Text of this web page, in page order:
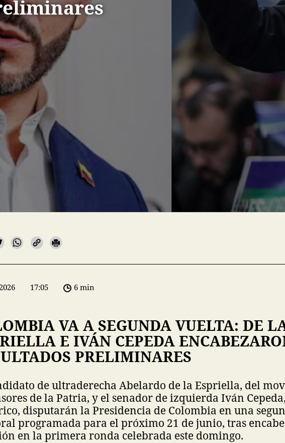
17:05 6 min
VA A SEGUNDA VUELTA: DE
E IVÁN CEPEDA
PRELIMINARES
de ultraderecha Abelardo de la Espriella, del
de la Patria, y el senador de izquierda Iván
disputarán la Presidencia de Colombia en una
programada para el próximo 21 de junio, tras
en la primera ronda celebrada este domingo.